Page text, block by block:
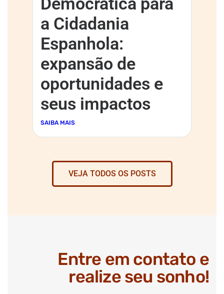
a Cidadania
Espanhola:
expansão de
oportunidades e
seus impactos
SAIBA MAIS
VEJA TODOS OS POSTS
Entre em contato e
realize seu sonho!